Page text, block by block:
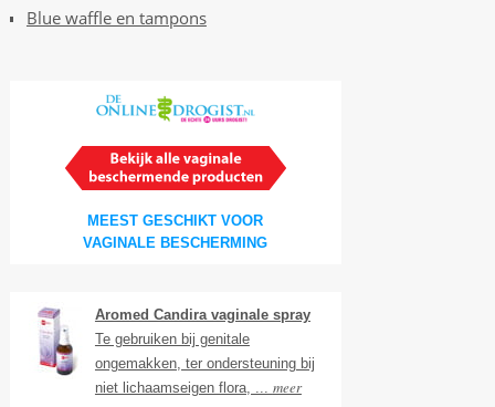
Blue waffle en tampons
MEEST GESCHIKT VOOR
VAGINALE BESCHERMING
Aromed Candira vaginale spray
Te gebruiken bij genitale
ongemakken, ter ondersteuning bij
niet lichaamseigen flora, ... meer